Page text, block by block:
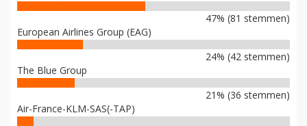
47% (81 stemmen)
European Airlines Group (EAG)
24% (42 stemmen)
The Blue Group
21% (36 stemmen)
Air-France-KLM-SAS(-TAP)